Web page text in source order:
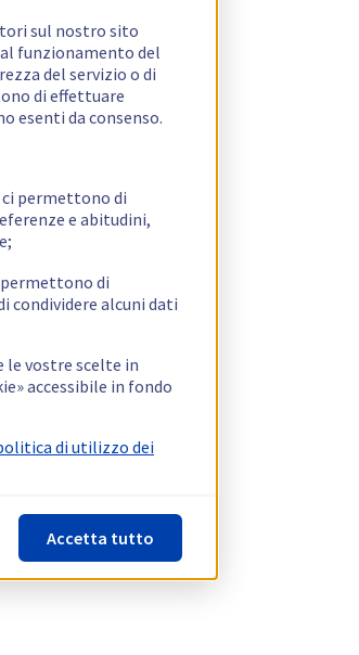
sul nostro sito
funzionamento del
del servizio o di
di effettuare
esenti da consenso.
permettono di
e abitudini,
di
condividere alcuni dati
vostre scelte in
accessibile in fondo
di utilizzo dei
Accetta tutto